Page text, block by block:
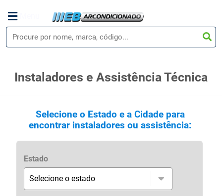
Instaladores e Assistência Técnica
Selecione o Estado e a Cidade para
encontrar instaladores ou assistência:
Estado